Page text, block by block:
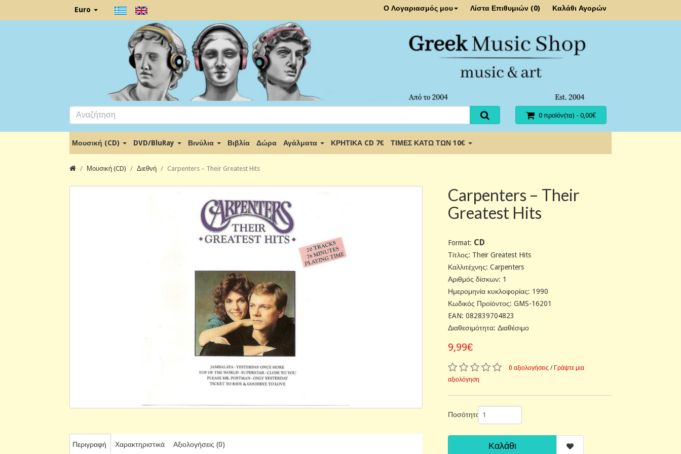
Euro Ο Λογαριασμός μου Λίστα Επιθυμιών (0) Καλάθι Αγορών
0 προϊόν(τα) - 0,00€
Μουσική (CD) DVD/BluRay Βινύλια Βιβλία Δώρα Αγάλματα ΚΡΗΤΙΚΑ CD 7€ ΤΙΜΕΣ ΚΑΤΩ ΤΩΝ 10€
Μουσική (CD) Διεθνή Carpenters – Their Greatest Hits
Περιγραφή Χαρακτηριστικά Αξιολογήσεις (0)
Carpenters – Their
Greatest Hits
Format: CD
Tίτλος: Their Greatest Hits
Καλλιτέχνης: Carpenters
Αριθμός δίσκων: 1
Ημερομηνία κυκλοφορίας: 1990
Κωδικός Προϊόντος: GMS-16201
EAN: 082839704823
Διαθεσιμότητα: Διαθέσιμο
9,99€
0 αξιολογήσεις / Γράψτε μια
αξιολόγηση
Ποσότητα
Καλάθι